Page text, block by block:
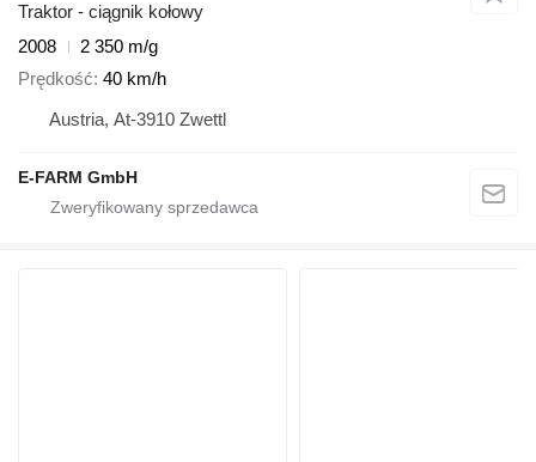
Traktor - ciągnik kołowy
2008
2 350 m/g
Prędkość 40 km/h
Austria, At-3910 Zwettl
E-FARM GmbH